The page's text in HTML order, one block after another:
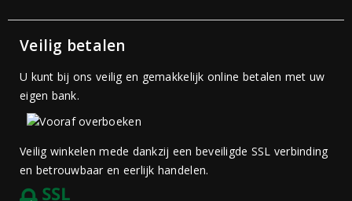
Veilig betalen
U kunt bij ons veilig en gemakkelijk online betalen met uw
eigen bank.
Veilig winkelen mede dankzij een beveiligde SSL verbinding
en betrouwbaar en eerlijk handelen.